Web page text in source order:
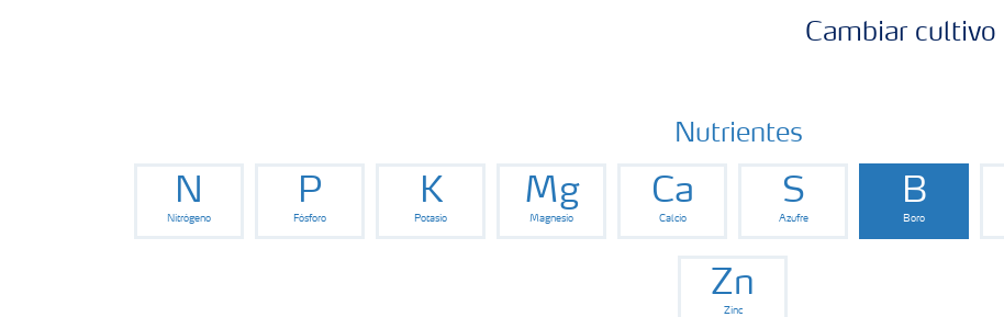
Cambiar cultivo
Nutrientes
N
Nitrógeno
P
Fósforo
K
Potasio
Mg
Magnesio
Ca
Calcio
S
Azufre
B
Boro
Zn
Zinc